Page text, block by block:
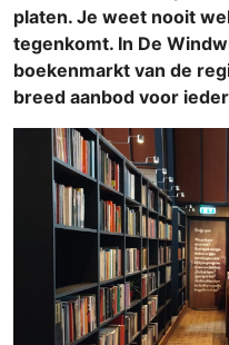
platen. Je weet nooit
tegenkomt. In De
boekenmarkt van de
breed aanbod voor